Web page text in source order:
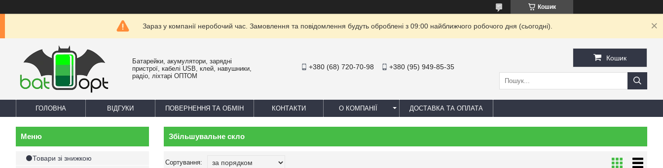
Кошик
Зараз у компанії неробочий час. Замовлення та повідомлення будуть оброблені з 09:00 найближчого робочого дня (сьогодні).
Батарейки, акумулятори, зарядні
пристрої, кабелі USB, клей, навушники,
радіо, ліхтарі ОПТОМ
+380 (68) 720-70-98 +380 (95) 949-85-35
Кошик
ГОЛОВНА ВІДГУКИ ПОВЕРНЕННЯ ТА ОБМІН КОНТАКТИ О КОМПАНІЇ ДОСТАВКА ТА ОПЛАТА
Збільшувальне скло
⚫Товари зі знижкою